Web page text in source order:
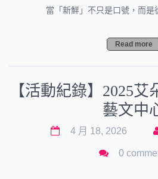
當「新鮮」不只是口號，而是
Read more
【活動紀錄】2025
藝文中
4 月 18, 2026
0